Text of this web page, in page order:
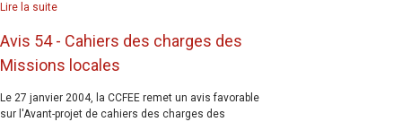
Lire la suite
Avis 54 - Cahiers des charges des
Missions locales
Le 27 janvier 2004, la CCFEE remet un avis favorable
sur l'Avant-projet de cahiers des charges des